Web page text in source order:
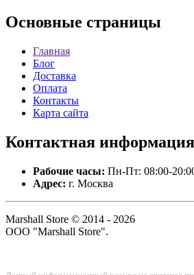
Основные страницы
Главная
Блог
Доставка
Оплата
Контакты
Карта сайта
Контактная информация
Рабочие часы: Пн-Пт: 08:00-
Адрес: г. Москва
Marshall Store © 2014 - 2026
ООО "Marshall Store".